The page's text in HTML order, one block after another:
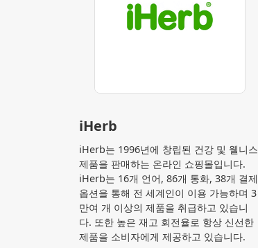
iHerb
iHerb는 1996년에 창립된 건강 및 웰니스
제품을 판매하는 온라인 쇼핑몰입니다.
iHerb는 16개 언어, 86개 통화, 38개 결제
옵션을 통해 전 세계인이 이용 가능하며 3
만여 개 이상의 제품을 취급하고 있습니
다. 또한 높은 재고 회전율로 항상 신선한
제품을 소비자에게 제공하고 있습니다.